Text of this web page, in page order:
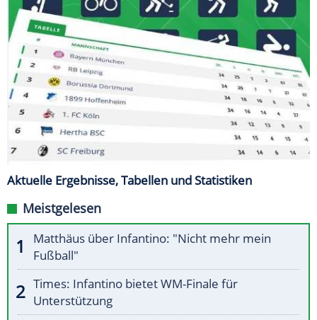
Aktuelle Ergebnisse, Tabellen und Statistiken
Meistgelesen
Matthäus über Infantino: "Nicht mehr mein
Fußball"
Times: Infantino bietet WM-Finale für
Unterstützung